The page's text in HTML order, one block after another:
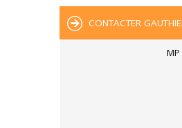
CONTACTER
MP